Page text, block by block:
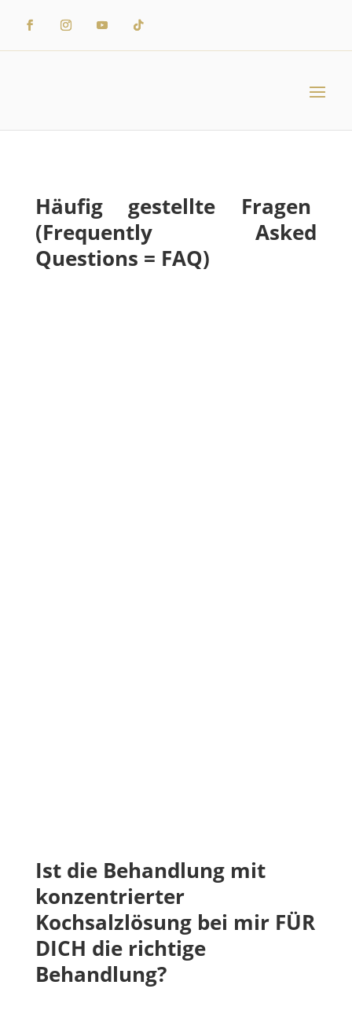
Häufig gestellte Fragen
(Frequently Asked
Questions = FAQ)
Ist die Behandlung mit
konzentrierter
Kochsalzlösung bei mir FÜR
DICH die richtige
Behandlung?